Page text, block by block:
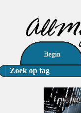
Zoek op tag